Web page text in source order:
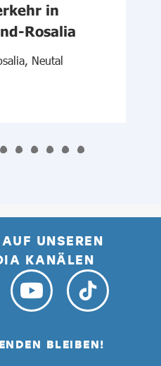
in
Rosalia
Neutal
UNSEREN
KANÄLEN
BLEIBEN!